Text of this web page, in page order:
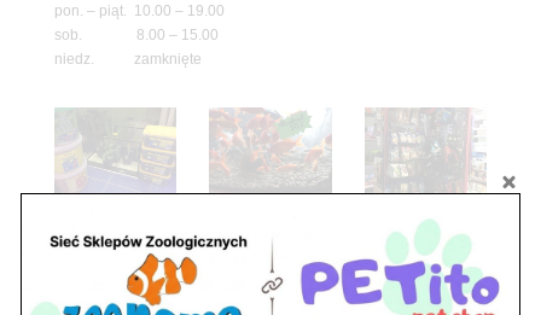
pon. – piąt. 10.00 – 19.00
sob. 8.00 – 15.00
niedz. zamknięte